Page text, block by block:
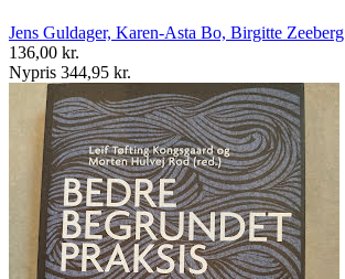
Jens Guldager, Karen-Asta Bo, Birgitte Zeeberg
136,00 kr.
Nypris 344,95 kr.